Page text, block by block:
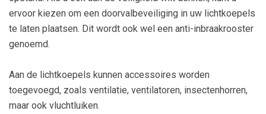
ervoor kiezen om een doorvalbeveiliging in uw lichtkoepels
te laten plaatsen. Dit wordt ook wel een anti-inbraakrooster
genoemd.
Aan de lichtkoepels kunnen accessoires worden
toegevoegd, zoals ventilatie, ventilatoren, insectenhorren,
maar ook vluchtluiken.